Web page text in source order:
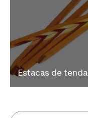
Estacas de tenda